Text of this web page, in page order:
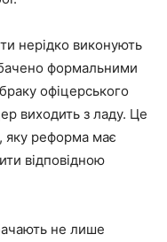
нерідко виконують
формальними
офіцерського
виходить з ладу. Це
яку реформа має
відповідною
не лише